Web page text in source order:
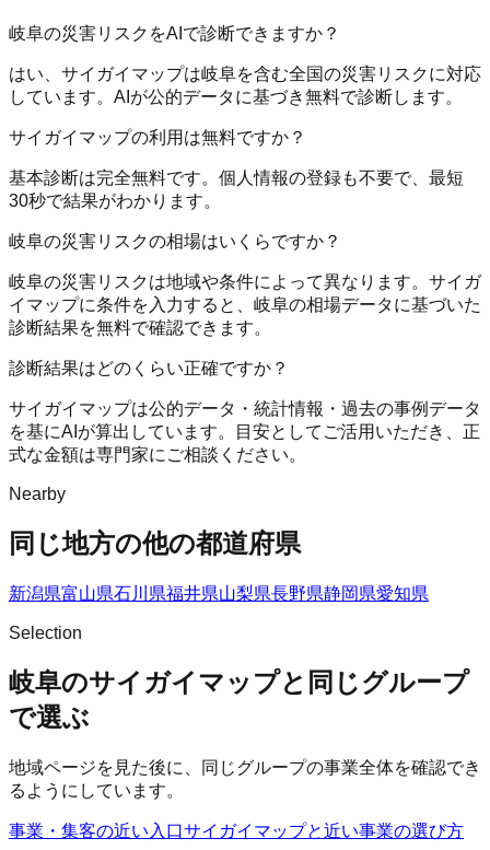
岐阜の災害リスクをAIで診断できますか？
はい、サイガイマップは岐阜を含む全国の災害リスクに対応
しています。AIが公的データに基づき無料で診断します。
サイガイマップの利用は無料ですか？
基本診断は完全無料です。個人情報の登録も不要で、最短
30秒で結果がわかります。
岐阜の災害リスクの相場はいくらですか？
岐阜の災害リスクは地域や条件によって異なります。サイガ
イマップに条件を入力すると、岐阜の相場データに基づいた
診断結果を無料で確認できます。
診断結果はどのくらい正確ですか？
サイガイマップは公的データ・統計情報・過去の事例データ
を基にAIが算出しています。目安としてご活用いただき、正
式な金額は専門家にご相談ください。
Nearby
同じ地方の他の都道府県
新潟県富山県石川県福井県山梨県長野県静岡県愛知県
Selection
岐阜のサイガイマップと同じグループ
で選ぶ
地域ページを見た後に、同じグループの事業全体を確認でき
るようにしています。
事業・集客の近い入口サイガイマップと近い事業の選び方